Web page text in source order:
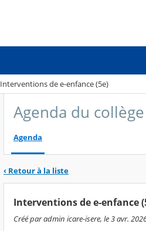
Interventions de e-enfance (5e)
Agenda du collège
Agenda
‹ Retour à la liste
Interventions de e-enfance
Créé par admin icare-isere, le 3 avr.